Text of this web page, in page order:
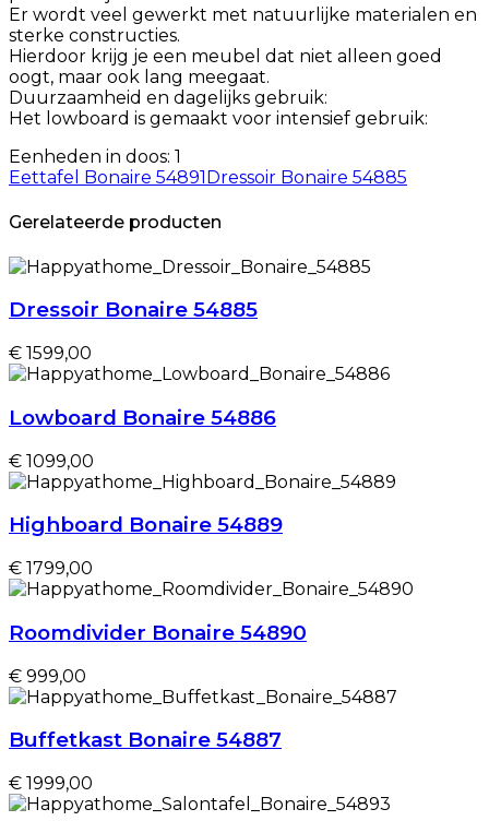
Er wordt veel gewerkt met natuurlijke materialen en
sterke constructies.
Hierdoor krijg je een meubel dat niet alleen goed
oogt, maar ook lang meegaat.
Duurzaamheid en dagelijks gebruik:
Het lowboard is gemaakt voor intensief gebruik:
Eenheden in doos: 1
Eettafel Bonaire 54891 Dressoir Bonaire 54885
Gerelateerde producten
Dressoir Bonaire 54885
€ 1599,00
Lowboard Bonaire 54886
€ 1099,00
Highboard Bonaire 54889
€ 1799,00
Roomdivider Bonaire 54890
€ 999,00
Buffetkast Bonaire 54887
€ 1999,00